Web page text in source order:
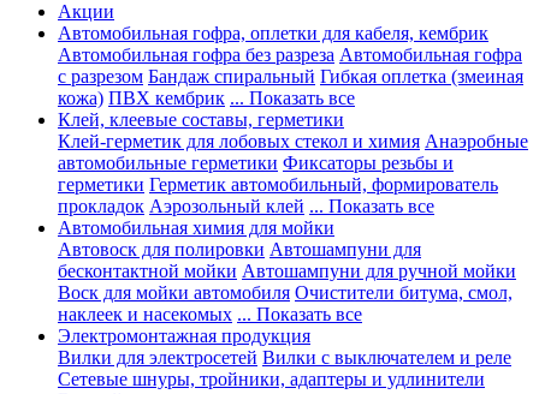
Акции
Автомобильная гофра, оплетки для кабеля, кембрик
Автомобильная гофра без разреза Автомобильная гофра
с разрезом Бандаж спиральный Гибкая оплетка (змеиная
кожа) ПВХ кембрик ... Показать все
Клей, клеевые составы, герметики
Клей-герметик для лобовых стекол и химия Анаэробные
автомобильные герметики Фиксаторы резьбы и
герметики Герметик автомобильный, формирователь
прокладок Аэрозольный клей ... Показать все
Автомобильная химия для мойки
Автовоск для полировки Автошампуни для
бесконтактной мойки Автошампуни для ручной мойки
Воск для мойки автомобиля Очистители битума, смол,
наклеек и насекомых ... Показать все
Электромонтажная продукция
Вилки для электросетей Вилки с выключателем и реле
Сетевые шнуры, тройники, адаптеры и удлинители